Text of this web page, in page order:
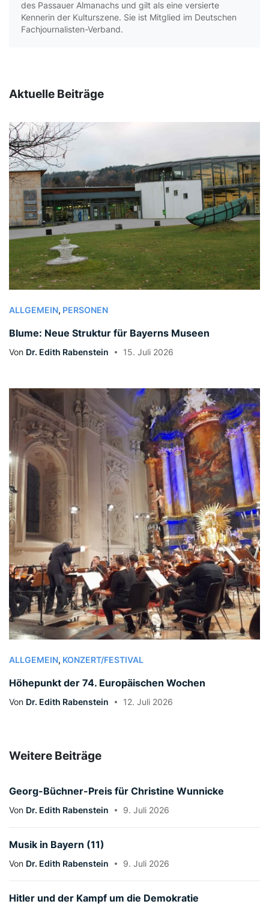
des Passauer Almanachs und gilt als eine versierte
Kennerin der Kulturszene. Sie ist Mitglied im Deutschen
Fachjournalisten-Verband.
Aktuelle Beiträge
ALLGEMEIN, PERSONEN
Blume: Neue Struktur für Bayerns Museen
Von Dr. Edith Rabenstein 15. Juli 2026
ALLGEMEIN, KONZERT/FESTIVAL
Höhepunkt der 74. Europäischen Wochen
Von Dr. Edith Rabenstein 12. Juli 2026
Weitere Beiträge
Georg-Büchner-Preis für Christine Wunnicke
Von Dr. Edith Rabenstein 9. Juli 2026
Musik in Bayern (11)
Von Dr. Edith Rabenstein 9. Juli 2026
Hitler und der Kampf um die Demokratie